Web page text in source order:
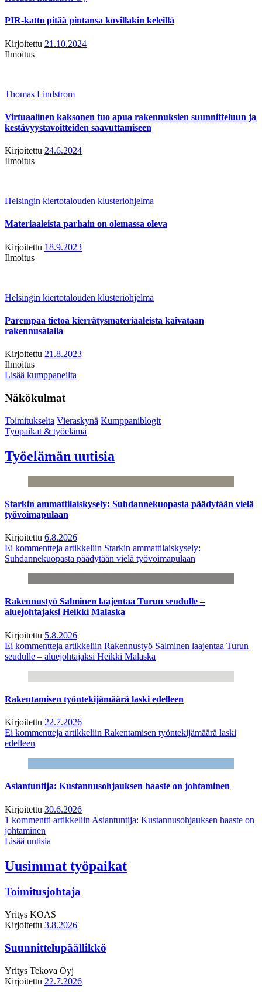
PIR-katto pitää pintansa kovillakin keleillä
Kirjoitettu 21.10.2024
Ilmoitus
Thomas Lindstrom
Virtuaalinen kaksonen tuo apua rakennuksien suunnitteluun ja
kestävyystavoitteiden saavuttamiseen
Kirjoitettu 24.6.2024
Ilmoitus
Helsingin kiertotalouden klusteriohjelma
Materiaaleista parhain on olemassa oleva
Kirjoitettu 18.9.2023
Ilmoitus
Helsingin kiertotalouden klusteriohjelma
Parempaa tietoa kierrätysmateriaaleista kaivataan
rakennusalalla
Kirjoitettu 21.8.2023
Ilmoitus
Lisää kumppaneilta
Näkökulmat
Toimitukselta Vieraskynä Kumppaniblogit
Työpaikat & työelämä
Työelämän uutisia
Starkin ammattilaiskysely: Suhdannekuopasta päädytään vielä
työvoimapulaan
Kirjoitettu 6.8.2026
Ei kommentteja artikkeliin Starkin ammattilaiskysely:
Suhdannekuopasta päädytään vielä työvoimapulaan
Rakennustyö Salminen laajentaa Turun seudulle –
aluejohtajaksi Heikki Malaska
Kirjoitettu 5.8.2026
Ei kommentteja artikkeliin Rakennustyö Salminen laajentaa Turun
seudulle – aluejohtajaksi Heikki Malaska
Rakentamisen työntekijämäärä laski edelleen
Kirjoitettu 22.7.2026
Ei kommentteja artikkeliin Rakentamisen työntekijämäärä laski
edelleen
Asiantuntija: Kustannusohjauksen haaste on johtaminen
Kirjoitettu 30.6.2026
1 kommentti artikkeliin Asiantuntija: Kustannusohjauksen haaste on
johtaminen
Lisää uutisia
Uusimmat työpaikat
Toimitusjohtaja
Yritys KOAS
Kirjoitettu 3.8.2026
Suunnittelupäällikkö
Yritys Tekova Oyj
Kirjoitettu 22.7.2026